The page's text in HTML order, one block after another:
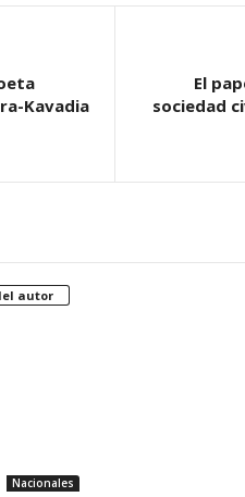
Kavadia
El
sociedad
autor
Nacionales